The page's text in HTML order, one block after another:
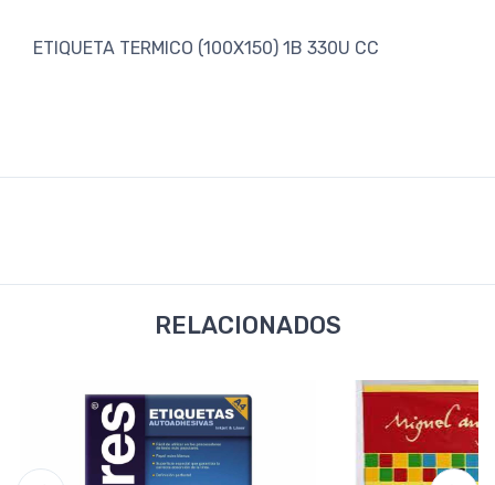
ETIQUETA TERMICO (100X150) 1B 330U CC
RELACIONADOS